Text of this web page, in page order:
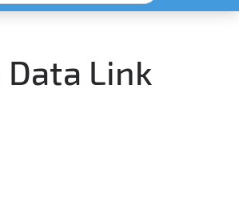
Data Link